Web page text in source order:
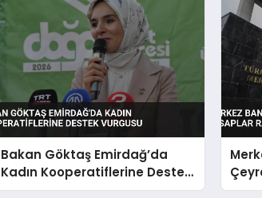
Bakan Göktaş Emirdağ’da
Kadın Kooperatiflerine Destek
Vurgusu